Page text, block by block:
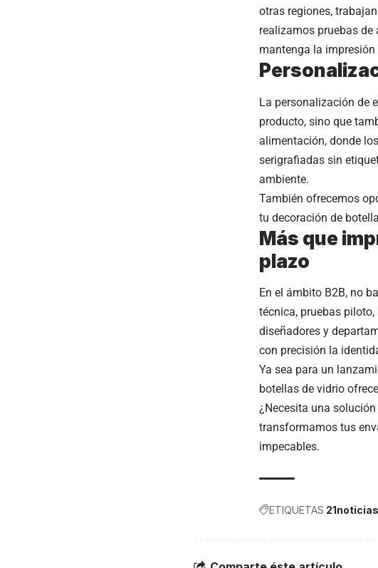
otras regiones,
realizamos pruebas
mantenga la
La personalización de
producto, sino que
alimentación, donde
serigrafiadas sin
ambiente.
También ofrecemos
tu decoración de
Más que
plazo
En el ámbito B2B, no
técnica, pruebas
diseñadores y
con precisión la
Ya sea para un
botellas de vidrio
¿Necesita una
transformamos tus
impecables.
ETIQUETAS 21noticias